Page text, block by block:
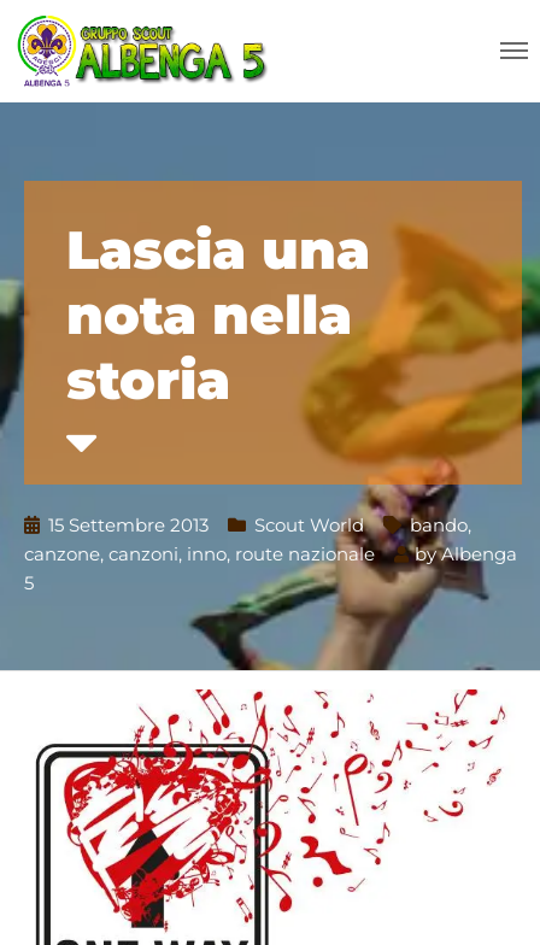
Lascia una
nota nella
storia
15 Settembre 2013 Scout World bando,
canzone, canzoni, inno, route nazionale byAlbenga
5